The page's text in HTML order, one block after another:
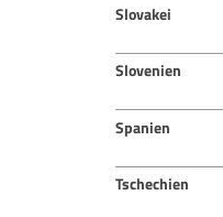
Slovakei
Slovenien
Spanien
Tschechien